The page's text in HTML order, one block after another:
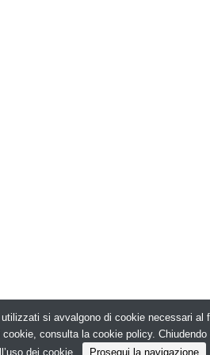
2026. Edilizia in Rete -
si avvalgono di cookie necessari
consulta la cookie policy.
dei cookie.
Prosegui la navigazione